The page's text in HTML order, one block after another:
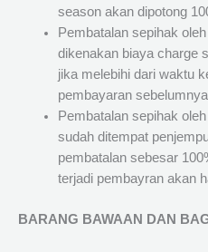
season akan dipotong
Pembatalan sepihak
dikenakan biaya charge
jika melebihi dari waktu
pembayaran
Pembatalan sepihak
sudah ditempat
pembatalan sebesar
terjadi pembayran akan
BARANG BAWAAN DAN